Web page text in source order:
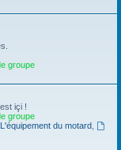
groupe
içi !
groupe
L'équipement du motard,